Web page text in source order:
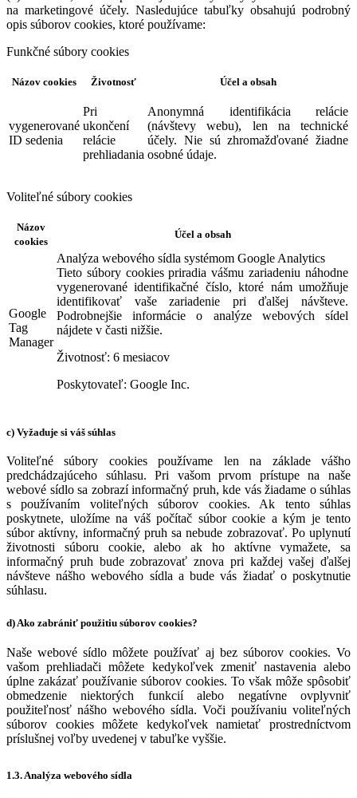
na marketingové účely. Nasledujúce tabuľky obsahujú podrobný
opis súborov cookies, ktoré používame:
Funkčné súbory cookies
Názov cookies Životnosť Účel a obsah
vygenerované
ID sedenia
Pri
ukončení
relácie
prehliadania
Anonymná identifikácia relácie
(návštevy webu), len na technické
účely. Nie sú zhromažďované žiadne
osobné údaje.
Voliteľné súbory cookies
Názov
cookies
Účel a obsah
Google
Tag
Manager
Analýza webového sídla systémom Google Analytics
Tieto súbory cookies priradia vášmu zariadeniu náhodne
vygenerované identifikačné číslo, ktoré nám umožňuje
identifikovať vaše zariadenie pri ďalšej návšteve.
Podrobnejšie informácie o analýze webových sídel
nájdete v časti nižšie.
Životnosť: 6 mesiacov
Poskytovateľ: Google Inc.
c) Vyžaduje si váš súhlas
Voliteľné súbory cookies používame len na základe vášho
predchádzajúceho súhlasu. Pri vašom prvom prístupe na naše
webové sídlo sa zobrazí informačný pruh, kde vás žiadame o súhlas
s používaním voliteľných súborov cookies. Ak tento súhlas
poskytnete, uložíme na váš počítač súbor cookie a kým je tento
súbor aktívny, informačný pruh sa nebude zobrazovať. Po uplynutí
životnosti súboru cookie, alebo ak ho aktívne vymažete, sa
informačný pruh bude zobrazovať znova pri každej vašej ďalšej
návšteve nášho webového sídla a bude vás žiadať o poskytnutie
súhlasu.
d) Ako zabrániť použitiu súborov cookies?
Naše webové sídlo môžete používať aj bez súborov cookies. Vo
vašom prehliadači môžete kedykoľvek zmeniť nastavenia alebo
úplne zakázať používanie súborov cookies. To však môže spôsobiť
obmedzenie niektorých funkcií alebo negatívne ovplyvniť
použiteľnosť nášho webového sídla. Voči používaniu voliteľných
súborov cookies môžete kedykoľvek namietať prostredníctvom
príslušnej voľby uvedenej v tabuľke vyššie.
1.3. Analýza webového sídla